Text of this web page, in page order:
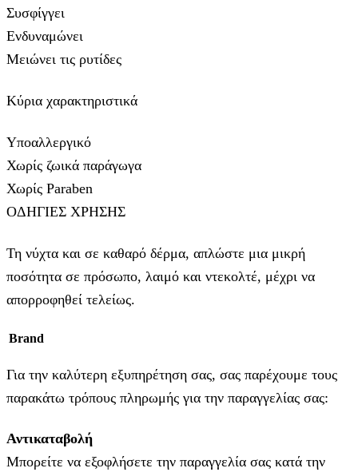
Συσφίγγει
Ενδυναμώνει
Μειώνει τις ρυτίδες
Κύρια χαρακτηριστικά
Υποαλλεργικό
Χωρίς ζωικά παράγωγα
Χωρίς Paraben
ΟΔΗΓΙΕΣ ΧΡΗΣΗΣ
Τη νύχτα και σε καθαρό δέρμα, απλώστε μια μικρή
ποσότητα σε πρόσωπο, λαιμό και ντεκολτέ, μέχρι να
απορροφηθεί τελείως.
Brand
Για την καλύτερη εξυπηρέτηση σας, σας παρέχουμε τους
παρακάτω τρόπους πληρωμής για την παραγγελίας σας:
Αντικαταβολή
Μπορείτε να εξοφλήσετε την παραγγελία σας κατά την